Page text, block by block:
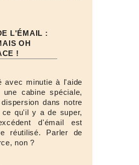
L'ÉMAIL :
OH
!
avec minutie à l'aide
cabine spéciale,
dans notre
ce qu'il y a de super,
d'émail est
réutilisé. Parler de
non ?